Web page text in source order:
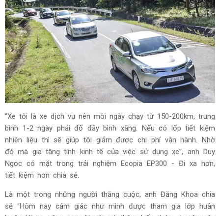
“Xe tôi là xe dịch vụ nên mỗi ngày chạy từ 150-200km, trung
bình 1-2 ngày phải đổ đầy bình xăng. Nếu có lốp tiết kiệm
nhiên liệu thì sẽ giúp tôi giảm được chi phí vận hành. Nhờ
đó mà gia tăng tính kinh tế của việc sử dụng xe”, anh Duy
Ngọc có mặt trong trải nghiệm Ecopia EP300 - Đi xa hơn,
tiết kiệm hơn chia sẻ.
Là một trong những người thắng cuộc, anh Đăng Khoa chia
sẻ “Hôm nay cảm giác như mình được tham gia lớp huấn